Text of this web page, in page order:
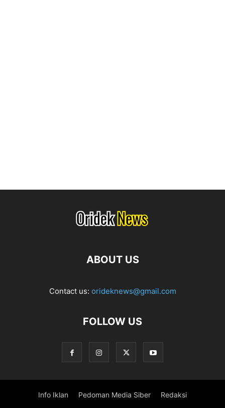
ABOUT US
Contact us: orideknews@gmail.com
FOLLOW US
Info Iklan Pedoman Media Siber Redaksi